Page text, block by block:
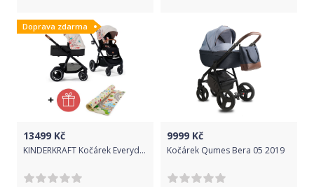
Doprava zdarma
13499 Kč
KINDERKRAFT Kočárek Everyday 2v1 Bird + PETITE&MARS Podložka na hraní Joy Max Walk ZDARMA
9999 Kč
Kočárek Qumes Bera 05 2019